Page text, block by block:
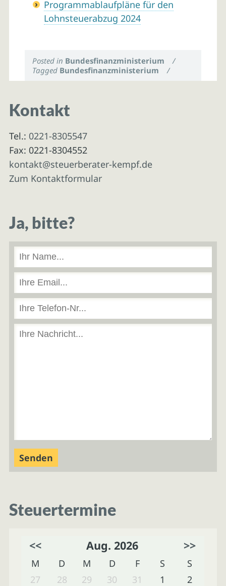
Programmablaufpläne für den
Lohnsteuerabzug 2024
Posted in Bundesfinanzministerium
/
Tagged Bundesfinanzministerium /
Kontakt
Tel.: 0221-8305547
Fax: 0221-8304552
kontakt@steuerberater-kempf.de
Zum Kontaktformular
Ja, bitte?
Steuertermine
<< Aug. 2026 >>
M D M D F S
S
27
28 29 30 31 1
2